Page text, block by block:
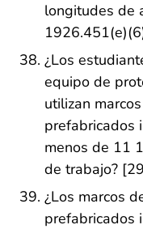
longitudes de
¿Los
equipo de
utilizan
prefabricados
menos de 11
de trabajo?
¿Los marcos
prefabricados